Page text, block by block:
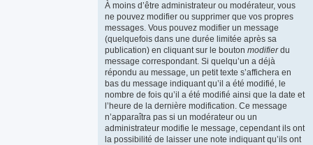
À moins d’être administrateur ou modérateur, vous
ne pouvez modifier ou supprimer que vos propres
messages. Vous pouvez modifier un message
(quelquefois dans une durée limitée après sa
publication) en cliquant sur le bouton modifierdu
message correspondant. Si quelqu’un a déjà
répondu au message, un petit texte s’affichera en
bas du message indiquant qu’il a été modifié, le
nombre de fois qu’il a été modifié ainsi que la date et
l’heure de la dernière modification. Ce message
n’apparaîtra pas si un modérateur ou un
administrateur modifie le message, cependant ils ont
la possibilité de laisser une note indiquant qu’ils ont